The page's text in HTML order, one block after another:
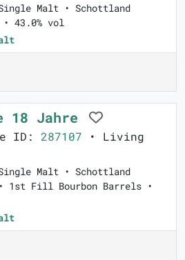
Malt • Schottland
43.0% vol
18 Jahre
ID: 287107 • Living
Malt • Schottland
1st Fill Bourbon Barrels •